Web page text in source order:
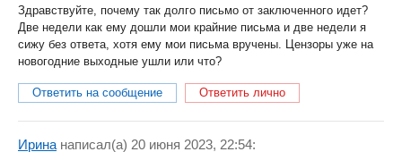
Здравствуйте, почему так долго письмо от заключенного идет?
Две недели как ему дошли мои крайние письма и две недели я
сижу без ответа, хотя ему мои письма вручены. Цензоры уже на
новогодние выходные ушли или что?
Ответить на сообщение Ответить лично
Ирина написал(a) 20 июня 2023, 22:54: